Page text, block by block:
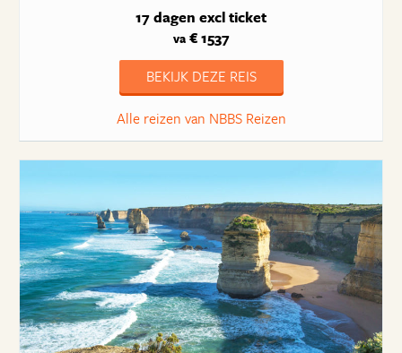
17 dagen excl ticket
va€ 1537
BEKIJK DEZE REIS
Alle reizen van NBBS Reizen